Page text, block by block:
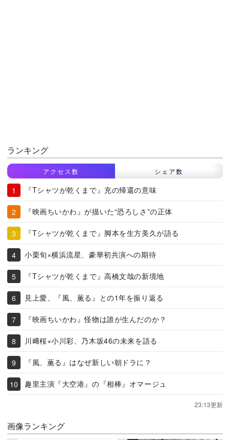
ランキング
アクセス数 シェア数
『Tシャツが乾くまで』充の帰還の意味
『映画ちいかわ』が描いた“恐ろしさ”の正体
『Tシャツが乾くまで』脚本を生方美久が語る
小栗旬×横浜流星、豪華初共演への期待
『Tシャツが乾くまで』高橋文哉の新境地
見上愛、『風、薫る』との1年を振り返る
『映画ちいかわ』怪物は誰が生んだのか？
川﨑桜×小川彩、乃木坂46の未来を語る
『風、薫る』はなぜ新しい朝ドラに？
趣里主演『大空港』の『相棒』オマージュ
23:13更新
画像ランキング